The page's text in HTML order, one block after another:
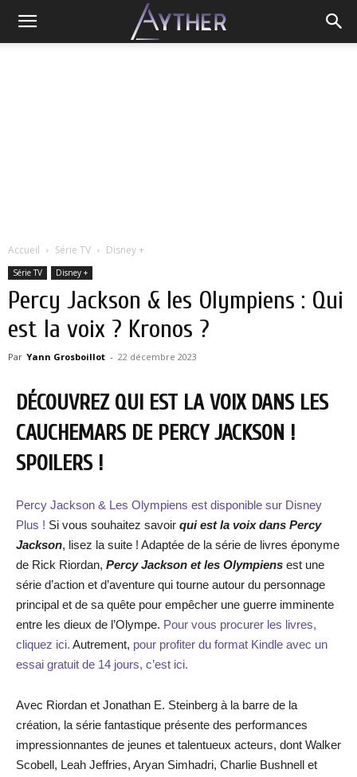
Accueil Série TV Disney +
Série TV Disney +
Percy Jackson & les Olympiens : Qui
est la voix ? Kronos ?
Par Yann Grosboillot - 22 décembre 2023
DÉCOUVREZ QUI EST LA VOIX DANS LES
CAUCHEMARS DE PERCY JACKSON !
SPOILERS !
Percy Jackson & Les Olympiens est disponible sur Disney
Plus ! Si vous souhaitez savoir qui est la voix dans Percy
Jackson, lisez la suite ! Adaptée de la série de livres éponyme
de Rick Riordan, Percy Jackson et les Olympiens est une
série d’action et d’aventure qui tourne autour du personnage
principal et de sa quête pour empêcher une guerre imminente
entre les dieux de l’Olympe. Pour vous procurer les livres,
cliquez ici. Autrement, pour profiter du format Kindle avec un
essai gratuit de 14 jours, c’est ici.
Avec Riordan et Jonathan E. Steinberg à la barre de la
création, la série fantastique présente des performances
impressionnantes de jeunes et talentueux acteurs, dont Walker
Scobell, Leah Jeffries, Aryan Simhadri, Charlie Bushnell et